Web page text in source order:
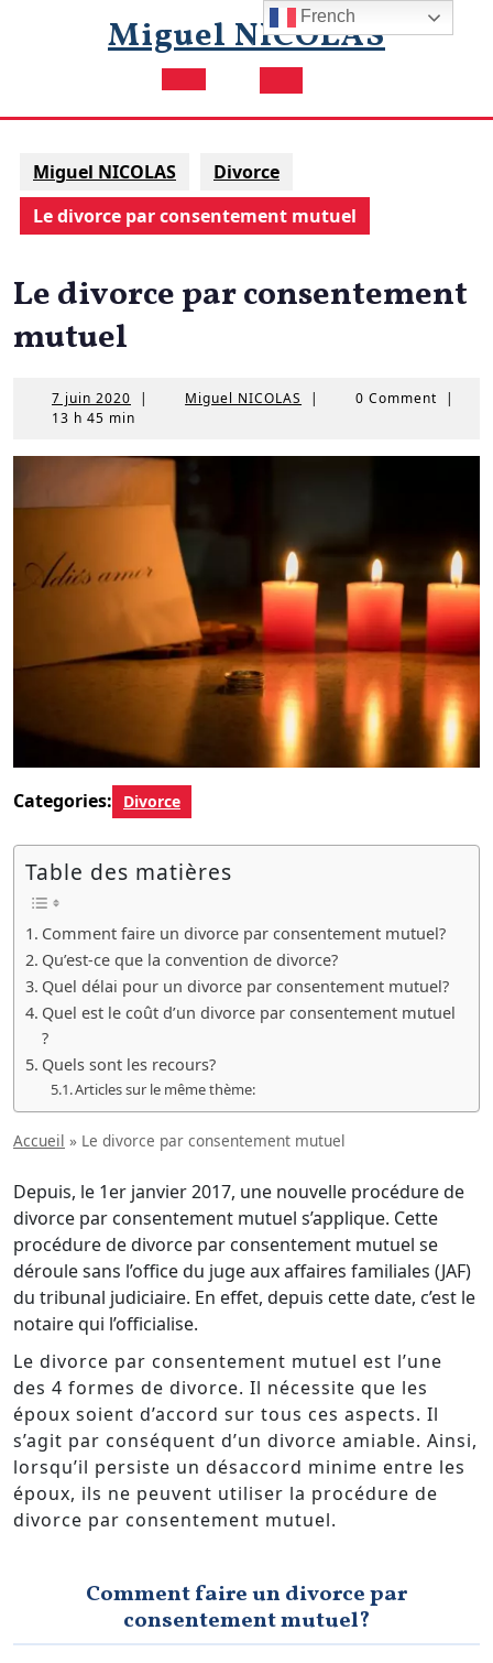
Miguel NICOLAS
Open
Miguel NICOLAS
Divorce
Le divorce par consentement mutuel
Le divorce par consentement
mutuel
7 juin 2020
juin
| Miguel NICOLAS Miguel
| 0 Comment
|
13 h 45 min
Categories: Divorce
Table des matières
Comment faire un divorce par consentement mutuel?
Qu’est-ce que la convention de divorce?
Quel délai pour un divorce par consentement mutuel?
Quel est le coût d’un divorce par consentement mutuel
?
Quels sont les recours?
Articles sur le même thème:
Accueil » Le divorce par consentement mutuel
Depuis, le 1er janvier 2017, une nouvelle procédure de
divorce par consentement mutuel s’applique. Cette
procédure de divorce par consentement mutuel se
déroule sans l’office du juge aux affaires familiales (JAF)
du tribunal judiciaire. En effet, depuis cette date, c’est le
notaire qui l’officialise.
Le divorce par consentement mutuel est l’une
des 4 formes de divorce. Il nécessite que les
époux soient d’accord sur tous ces aspects. Il
s’agit par conséquent d’un divorce amiable. Ainsi,
lorsqu’il persiste un désaccord minime entre les
époux, ils ne peuvent utiliser la procédure de
divorce par consentement mutuel.
Comment faire un divorce par
consentement mutuel?
French